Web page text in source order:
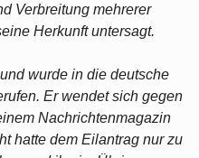
Verbreitung mehrerer
Herkunft untersagt.
wurde in die deutsche
Er wendet sich gegen
Nachrichtenmagazin
hatte dem Eilantrag nur zu